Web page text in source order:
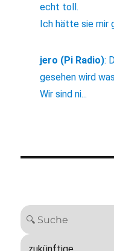
echt toll.
Ich hätte sie mir
jero (Pi Radio):
gesehen wird
Wir sind ni...